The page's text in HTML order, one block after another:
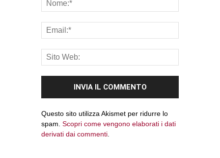
Questo sito utilizza Akismet per ridurre lo
spam. Scopri come vengono elaborati i dati
derivati dai commenti